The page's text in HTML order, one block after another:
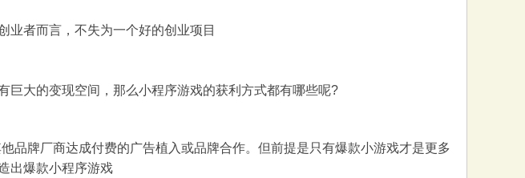
业者而言，不失为一个好的创业项目
巨大的变现空间，那么小程序游戏的获利方式都有哪些呢?
品牌厂商达成付费的广告植入或品牌合作。但前提是只有爆款小游戏才是更多
出爆款小程序游戏